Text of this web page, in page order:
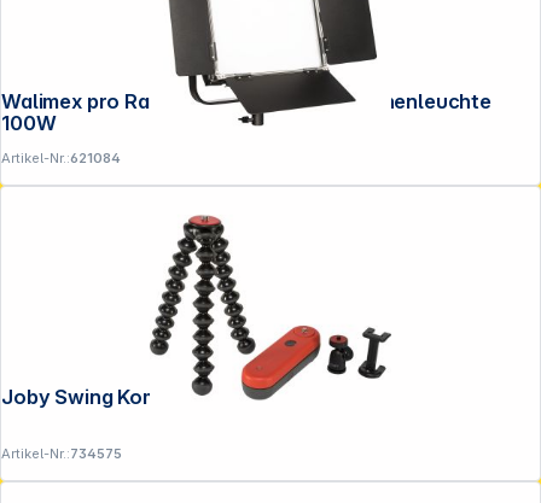
Walimex pro Rainbow LED RGBWW Flächenleuchte
100W
Artikel-Nr.:621084
Joby Swing Komplett Kit
Artikel-Nr.:734575